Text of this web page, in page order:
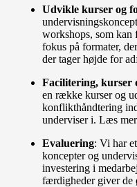
Udvikle kurser og
workshops, som kan
fokus på formater,
der tager højde for
Facilitering, kurser
en række kurser og
konflikthåndtering
underviser i. Læs
Evaluering: Vi har
koncepter og
investering i
færdigheder giver de